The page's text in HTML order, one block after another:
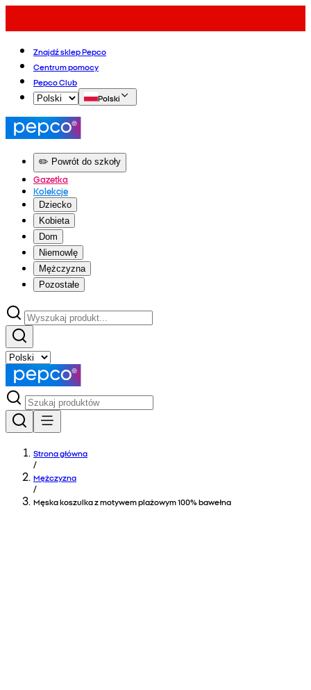
Znajdź sklep Pepco
Centrum pomocy
Pepco Club
Polski
✏️ Powrót do szkoły
Gazetka
Kolekcje
Dziecko
Kobieta
Dom
Niemowlę
Mężczyzna
Pozostałe
Strona główna
/
Mężczyzna
/
Męska koszulka z motywem plażowym 100% bawełna